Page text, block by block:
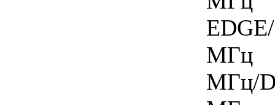
МГц
МГц/